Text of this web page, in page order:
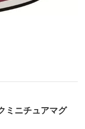
ミニチュアマグ